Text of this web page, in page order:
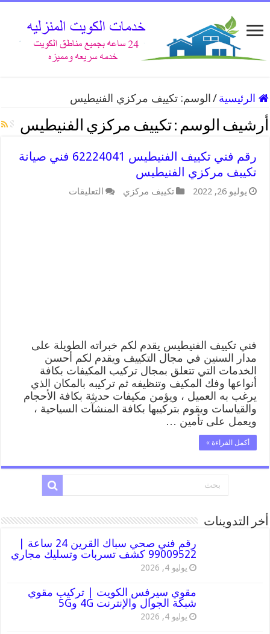
الرئيسية / الوسم:تكييف مركزي الفنيطيس
أرشيف الوسم :تكييف مركزي الفنيطيس
رقم فني تكييف الفنيطيس 62224041 فني صيانة
تكييف مركزي الفنيطيس
يوليو 26, 2022 تكييف مركزي التعليقات
فني تكييف الفنيطيس يقدم لكم خبراته الطويلة على
مدار السنين في مجال التكييف ويقدم لكم أحسن
الخدمات التي تتعلق بمجال تركيب المكيفات بكافة
أنواعها وفك المكيف وتنظيفه ثم تركيبه بالمكان الذي
يرغب به العميل ، ويؤمن مكيفات حديثة بكافة الأحجام
والقياسات ويقوم بتركيبها بكافة المنشآت السياحية ،
ويعمل على تأمين …
أكمل القراءة »
أخر التدوينات
رقم فني صحي سباك القرين 24 ساعة |
99009522 كشف تسربات وتسليك مجاري
يوليو 4, 2026
مقوي سيرفس الكويت | تركيب مقوي
شبكة الجوال والإنترنت 4G و5G
يوليو 4, 2026